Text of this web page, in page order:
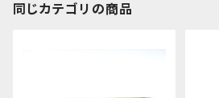
同じカテゴリの商品